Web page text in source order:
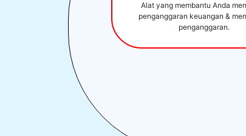
Alat yang membantu Anda
penganggaran keuangan &
penganggaran.